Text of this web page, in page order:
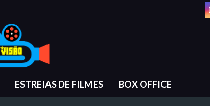
ESTREIAS DE FILMES BOX OFFICE